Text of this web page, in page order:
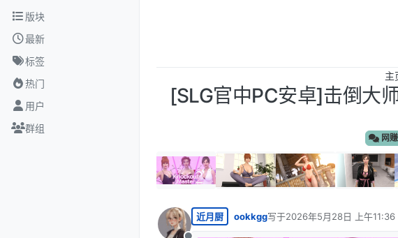
跳转至内容
版块
最新
标签
热门
用户
群组
主
[SLG官中PC安卓]击倒大
网
近月厨 ookkgg写于2026年5月28日 上午11:36
最后由 编辑